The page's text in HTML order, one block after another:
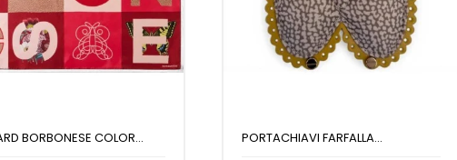
BORBONESE COLOR... PORTACHIAVI FARFALLA...